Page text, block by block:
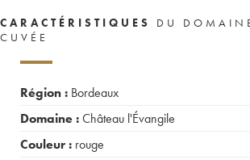
CARACTÉRISTIQUES
DU
CUVÉE
Région : Bordeaux
Domaine :Château l'Évangile
Couleur : rouge